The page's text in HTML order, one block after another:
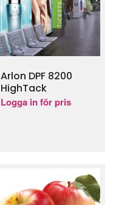
Arlon DPF 8200
HighTack
Logga in för pris